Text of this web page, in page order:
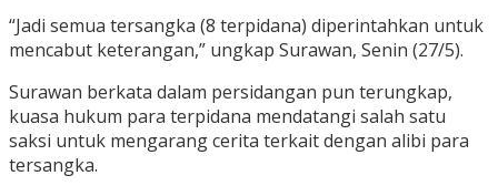
“Jadi semua tersangka (8 terpidana) diperintahkan untuk
mencabut keterangan,” ungkap Surawan, Senin (27/5).
Surawan berkata dalam persidangan pun terungkap,
kuasa hukum para terpidana mendatangi salah satu
saksi untuk mengarang cerita terkait dengan alibi para
tersangka.